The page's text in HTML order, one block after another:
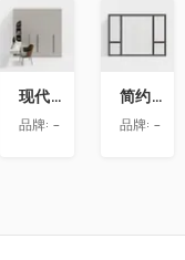
收
藏
现代衣柜带转角书桌
品牌: -
收
藏
简约房屋推拉窗
品牌: -